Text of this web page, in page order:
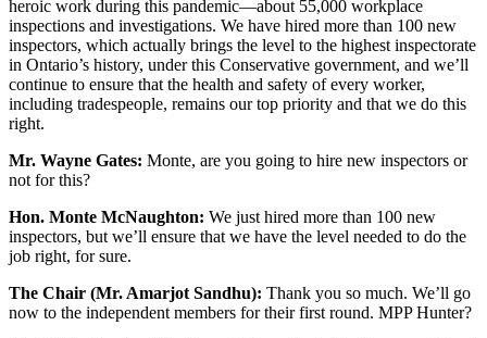
heroic work during this pandemic—about 55,000 workplace
inspections and investigations. We have hired more than 100 new
inspectors, which actually brings the level to the highest inspectorate
in Ontario’s history, under this Conservative government, and we’ll
continue to ensure that the health and safety of every worker,
including tradespeople, remains our top priority and that we do this
right.
Mr. Wayne Gates: Monte, are you going to hire new inspectors or
not for this?
Hon. Monte McNaughton: We just hired more than 100 new
inspectors, but we’ll ensure that we have the level needed to do the
job right, for sure.
The Chair (Mr. Amarjot Sandhu): Thank you so much. We’ll go
now to the independent members for their first round. MPP Hunter?